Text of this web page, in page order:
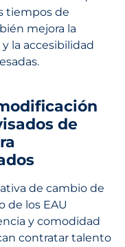
tiempos de
mejora la
la accesibilidad
de
de cambio de
de los EAU
y comodidad
contratar talento